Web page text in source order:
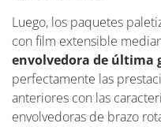
Luego, los paquetes
con film extensible
envolvedora de última
perfectamente las
anteriores con las
envolvedoras de brazo